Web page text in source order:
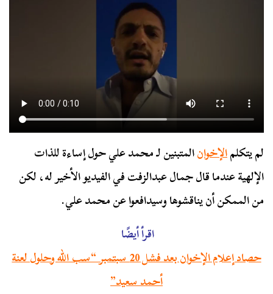
لم يتكلمالإخوانالمتبنين لـ محمد علي حول إساءة للذات
الإلهية عندما قال جمال عبدالزفت في الفيديو الأخير له، لكن
من الممكن أن يناقشوها وسيدافعوا عن محمد علي.
اقرأ أيضًا
حصاد إعلام الإخوان بعد فشل 20 سبتمبر “سب الله وحلول لعنة
أحمد سعيد”